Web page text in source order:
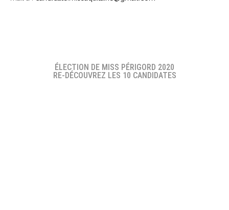
ÉLECTION DE MISS PÉRIGORD 2020
RE-DÉCOUVREZ LES 10 CANDIDATES